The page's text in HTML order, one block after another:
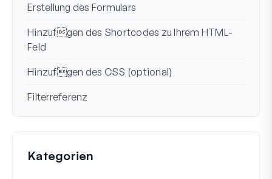
Erstellung des Formulars
Hinzufgen des Shortcodes zu Ihrem HTML-
Feld
Hinzufgen des CSS (optional)
Filterreferenz
Kategorien